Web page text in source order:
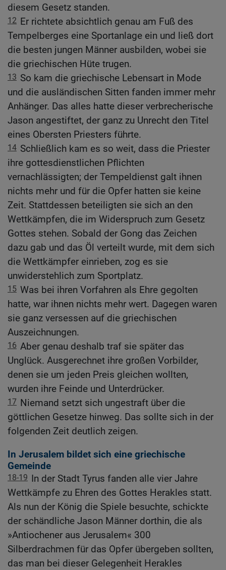
diesem Gesetz standen.
12 Er richtete absichtlich genau am Fuß des
Tempelberges eine Sportanlage ein und ließ dort
die besten jungen Männer ausbilden, wobei sie
die griechischen Hüte trugen.
13 So kam die griechische Lebensart in Mode
und die ausländischen Sitten fanden immer mehr
Anhänger. Das alles hatte dieser verbrecherische
Jason angestiftet, der ganz zu Unrecht den Titel
eines Obersten Priesters führte.
14 Schließlich kam es so weit, dass die Priester
ihre gottesdienstlichen Pflichten
vernachlässigten; der Tempeldienst galt ihnen
nichts mehr und für die Opfer hatten sie keine
Zeit. Stattdessen beteiligten sie sich an den
Wettkämpfen, die im Widerspruch zum Gesetz
Gottes stehen. Sobald der Gong das Zeichen
dazu gab und das Öl verteilt wurde, mit dem sich
die Wettkämpfer einrieben, zog es sie
unwiderstehlich zum Sportplatz.
15 Was bei ihren Vorfahren als Ehre gegolten
hatte, war ihnen nichts mehr wert. Dagegen waren
sie ganz versessen auf die griechischen
Auszeichnungen.
16 Aber genau deshalb traf sie später das
Unglück. Ausgerechnet ihre großen Vorbilder,
denen sie um jeden Preis gleichen wollten,
wurden ihre Feinde und Unterdrücker.
17 Niemand setzt sich ungestraft über die
göttlichen Gesetze hinweg. Das sollte sich in der
folgenden Zeit deutlich zeigen.
In Jerusalem bildet sich eine griechische
Gemeinde
18-19 In der Stadt Tyrus fanden alle vier Jahre
Wettkämpfe zu Ehren des Gottes Herakles statt.
Als nun der König die Spiele besuchte, schickte
der schändliche Jason Männer dorthin, die als
»Antiochener aus Jerusalem« 300
Silberdrachmen für das Opfer übergeben sollten,
das man bei dieser Gelegenheit Herakles